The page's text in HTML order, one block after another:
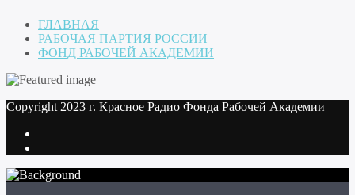
ГЛАВНАЯ
РАБОЧАЯ ПАРТИЯ РОССИИ
ФОНД РАБОЧЕЙ АКАДЕМИИ
Copyright 2023 г. Красное Радио Фонда Рабочей Академии